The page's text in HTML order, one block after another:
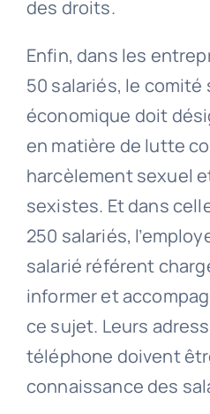
des droits.
Enfin, dans les
50 salariés, le comité
économique doit
en matière de lutte
harcèlement sexuel
sexistes. Et dans
250 salariés,
salarié référent
informer et
ce sujet. Leurs
téléphone doivent
connaissance des